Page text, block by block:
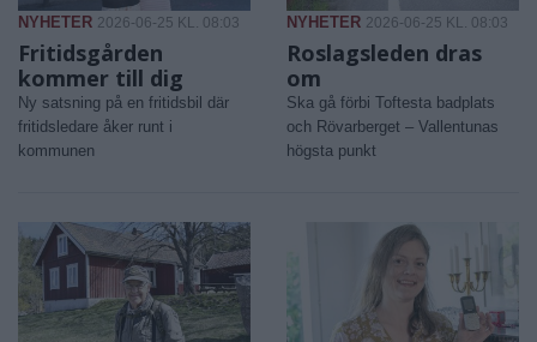
NYHETER 2026-06-25 KL. 08:03
Fritidsgården
kommer till dig
Ny satsning på en fritidsbil där
fritidsledare åker runt i
kommunen
NYHETER 2026-06-25 KL. 08:03
Roslagsleden dras
om
Ska gå förbi Toftesta badplats
och Rövarberget – Vallentunas
högsta punkt